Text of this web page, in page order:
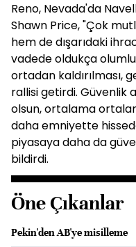
Reno, Nevada'da
Shawn Price, "Çok
hem de dışarıdaki
vadede oldukça
ortadan kaldırılması,
rallisi getirdi. Güvenlik
olsun, ortalama
daha emniyette
piyasaya daha da
bildirdi.
Öne Çıkanlar
Pekin'den AB'ye misilleme